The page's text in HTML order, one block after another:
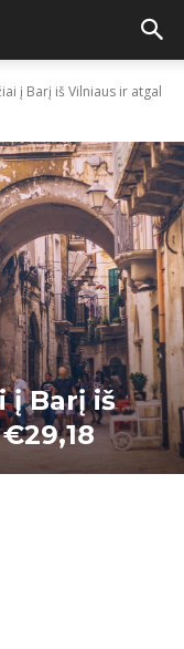
į Barį iš Vilniaus ir atgal
į Barį iš